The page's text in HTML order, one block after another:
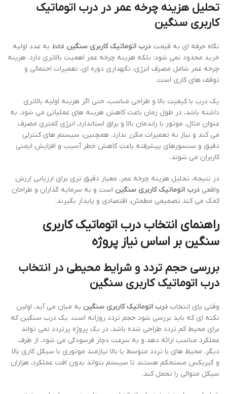
تحلیل هزینه چرخه عمر در درب اتوماتیک
کاربری سنگین
نگاه حرفه ای به قیمت درب اتوماتیک کاربری سنگین فقط به عدد اولیه
خرید محدود نمی شود؛ بلکه هزینه چرخه عمر اهمیت بالاتری دارد. هزینه
چرخه عمر شامل مصرف انرژی، نگهداری دوره ای، تعمیرات احتمالی و
توقف های کاری است.
یک درب با کیفیت بالا و طراحی مناسب، حتی اگر هزینه اولیه بالاتری
داشته باشد، در طول زمان باعث کاهش هزینه های عملیاتی می شود. به
عنوان مثال، موتور با راندمان بالا و یراق استاندارد، انرژی کمتری مصرف
می کند و نیاز به تعمیرات مکرر ندارد. همچنین، سیستم های کنترلی
دقیق و سنسورهای پیشرفته باعث کاهش خطر آسیب و افزایش ایمنی
کاربران می شوند.
در نتیجه، تحلیل هزینه چرخه عمر، معیار دقیق تری برای ارزیابی ارزش
واقعی درب اتوماتیک کاربری سنگین است و به سرمایه گذاران و طراحان
کمک می کند تصمیمی مطمئن، اقتصادی و پایدار بگیرند.
راهنمای انتخاب درب اتوماتیک کاربری
سنگین بر اساس نیاز پروژه
بررسی حجم تردد و شرایط محیطی در انتخاب
درب اتوماتیک کاربری سنگین
وقتی پای انتخاب درب اتوماتیک کاربری سنگین به میان می آید، اولین
نکته ای که باید بررسی شود حجم تردد روزانه است. یک درب سنگین که
برای محیط کم تردد طراحی شده باشد، در یک پروژه پرتردد نمی تواند
عملکرد مناسب ارائه دهد و به سرعت دچار فرسودگی می شود. از طرف
دیگر، محیط های با تردد متوسط یا بالا نیازمند موتوری با سیکل کاری بالا
و گیربکس مستحکم هستند تا سیستم بتواند بدون افت عملکرد، هزاران
سیکل متوالی را تحمل کند.